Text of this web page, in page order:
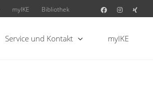
myIKE Bibliothek
Service und Kontakt myIKE